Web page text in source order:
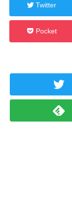
Twitter
Pocket